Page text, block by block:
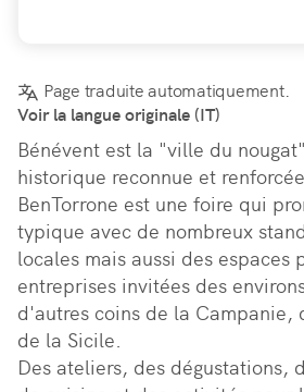
Page traduite automatiquement.
Voir la langue originale (IT)
Bénévent est la "ville du
historique reconnue et
BenTorrone est une foire qui
typique avec de nombreux
locales mais aussi des espaces
entreprises invitées des
d'autres coins de la Campanie,
de la Sicile.
Des ateliers, des dégustations,